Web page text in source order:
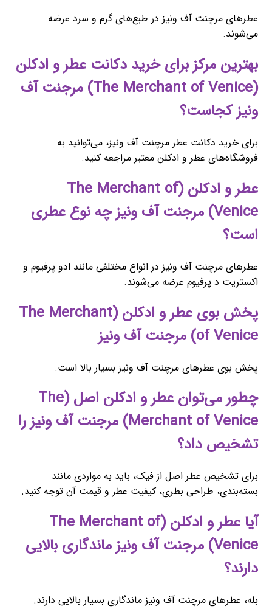
عطرهای مرچنت آف ونیز در طبع‌های گرم و سرد عرضه
می‌شوند.
بهترین مرکز برای خرید دکانت عطر و ادکلن
(The Merchant of Venice) مرجنت آف
ونیز کجاست؟
برای خرید دکانت عطر مرچنت آف ونیز، می‌توانید به
فروشگاه‌های عطر و ادکلن معتبر مراجعه کنید.
عطر و ادکلن (The Merchant of
Venice) مرجنت آف ونیز چه نوع عطری
است؟
عطرهای مرچنت آف ونیز در انواع مختلفی مانند ادو پرفیوم و
اکستریت د پرفیوم عرضه می‌شوند.
پخش بوی عطر و ادکلن (The Merchant
of Venice) مرجنت آف ونیز
پخش بوی عطرهای مرچنت آف ونیز بسیار بالا است.
چطور می‌توان عطر و ادکلن اصل (The
Merchant of Venice) مرجنت آف ونیز را
تشخیص داد؟
برای تشخیص عطر اصل از فیک، باید به مواردی مانند
بسته‌بندی، طراحی بطری، کیفیت عطر و قیمت آن توجه کنید.
آیا عطر و ادکلن (The Merchant of
Venice) مرجنت آف ونیز ماندگاری بالایی
دارند؟
بله، عطرهای مرچنت آف ونیز ماندگاری بسیار بالایی دارند.